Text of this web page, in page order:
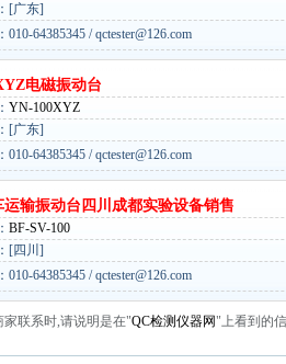
[广东]
010-64385345 / qctester@126.com
电磁振动台
YN-100XYZ
[广东]
010-64385345 / qctester@126.com
运输振动台四川成都实验设备销售
BF-SV-100
[四川]
010-64385345 / qctester@126.com
联系时,请说明是在"QC检测仪器网"上看到的